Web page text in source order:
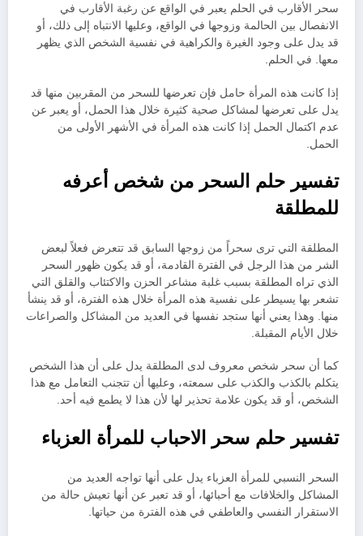
سحر الأقارب في الحلم يعبر في الواقع عن رغبة الأقارب في
الانفصال بين الحالمة وزوجها في الواقع، وعليها الانتباه إلى ذلك، أو
قد يدل على وجود الغيرة والكراهية في نفسية الشخص الذي يظهر
معها. في الحلم.
إذا كانت هذه المرأة حامل فإن تعرضها للسحر من المقربين منها قد
يدل على تعرضها لمشاكل صحية كثيرة خلال هذا الحمل، أو يعبر عن
عدم اكتمال الحمل إذا كانت هذه المرأة في الأشهر الأولى من
الحمل.
تفسير حلم السحر من شخص أعرفه
للمطلقة
المطلقة التي ترى سحراً من زوجها السابق قد تتعرض فعلاً لبعض
الشر من هذا الرجل في الفترة القادمة، أو قد يكون ظهور السحر
الذي تراه المطلقة بسبب غلبة مشاعر الحزن والاكتئاب والقلق التي
تشعر بها يسيطر على نفسية هذه المرأة خلال هذه الفترة، أو قد ينشأ
منها. وهذا يعني أنها ستجد نفسها في العديد من المشاكل والصراعات
خلال الأيام المقبلة.
كما أن سحر شخص معروف لدى المطلقة يدل على أن هذا الشخص
يتكلم بالكذب والكذب على سمعته، وعليها أن تتجنب التعامل مع هذا
الشخص، أو قد يكون علامة تحذير لها لأن هذا لا يطمع فيه أحد.
تفسير حلم سحر الاحباب للمرأة العزباء
السحر النسبي للمرأة العزباء يدل على أنها تواجه العديد من
المشاكل والخلافات مع أحبائها، أو قد تعبر عن أنها تعيش حالة من
الاستقرار النفسي والعاطفي في هذه الفترة من حياتها.